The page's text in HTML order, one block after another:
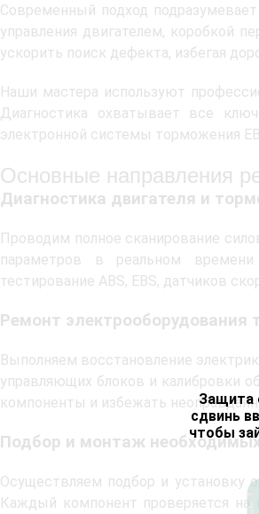
Защита
сдвинь
чтобы
Современный подход
управления двигателем, коробкой
ускорить поиск дефекта, избегая
Наши мастера используют
Диагностика охватывает все
электронной системы торможения
Основные направления
Диагностика двигателя и
Проводим полное сканирование
параметров в реальном
тестирование ABS, EBS, датчиков
Ремонт электрооборудования
Выполняем восстановление
управляющих блоков и калибровки
компоненты и избежать
Подбор и монтаж необходимых
Осуществляем подбор и установку
Каждый компонент проверяется